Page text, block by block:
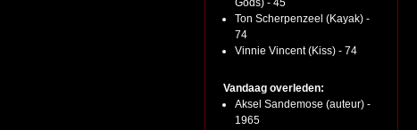
Gods) - 45
Ton Scherpenzeel (Kayak) -
74
Vinnie Vincent (Kiss) - 74
Vandaag overleden:
Aksel Sandemose (auteur) -
1965